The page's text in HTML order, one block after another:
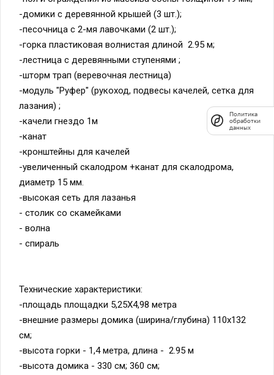
-домики с деревянной крышей (3 шт.);
-песочница с 2-мя лавочками (2 шт.);
-горка пластиковая волнистая длиной 2.95 м;
-лестница с деревянными ступенями ;
-шторм трап (веревочная лестница)
-модуль "Руфер" (рукоход, подвесы качелей, сетка для
лазания) ;
-качели гнездо 1м
-канат
-кронштейны для качелей
-увеличенный скалодром +канат для скалодрома,
диаметр 15 мм.
-высокая сеть для лазанья
- столик со скамейками
- волна
- спираль
Технические характеристики:
-площадь площадки 5,25Х4,98 метра
-внешние размеры домика (ширина/глубина) 110х132
см;
-высота горки - 1,4 метра, длина - 2.95 м
-высота домика - 330 см; 360 см;
Политика
обработки
данных